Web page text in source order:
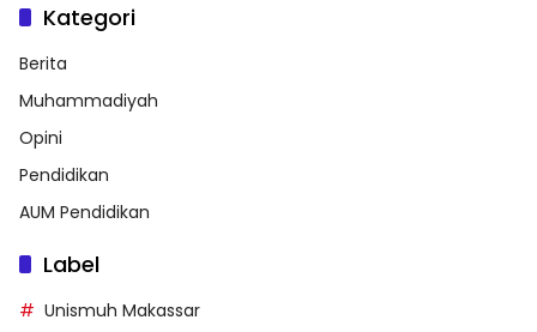
Kategori
Berita
Muhammadiyah
Opini
Pendidikan
AUM Pendidikan
Label
Unismuh Makassar